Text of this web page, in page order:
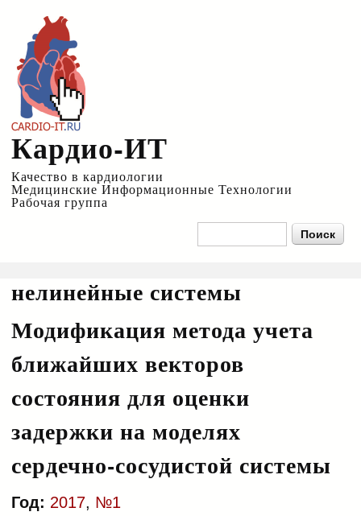
Кардио-ИТ
Качество в кардиологии
Медицинские Информационные Технологии
Рабочая группа
Форма поиска
нелинейные системы
Модификация метода учета
ближайших векторов
состояния для оценки
задержки на моделях
сердечно-сосудистой системы
Год: 2017, №1